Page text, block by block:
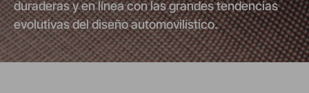
duraderas y en línea con las grandes tendencias
evolutivas del diseño automovilístico.